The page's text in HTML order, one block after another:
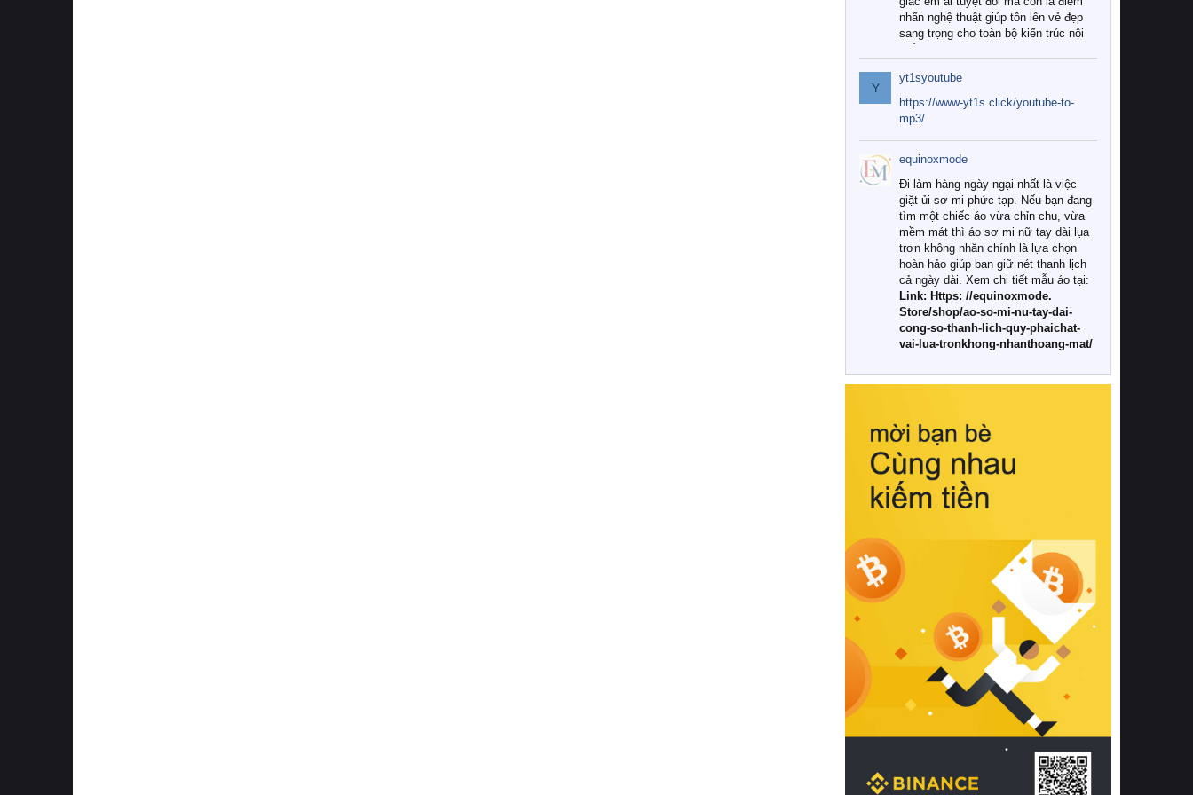
nhấn nghệ thuật giúp tôn lên vẻ đẹp
sang trọng cho toàn bộ kiến trúc nội
Tuy nhiên, giữa thị trường đa dạng
với vô vàn thương hiệu và mẫu mã
như hiện nay, làm thế nào để chọn
được những bộ chăn ga gối đệm cao
cấp thực sự chất lượng, phù hợp với
khí hậu và nhu cầu sử dụng của gia
đình? Hãy cùng chúng tôi đi tìm lời
giải đáp chi tiết qua bài viết dưới đây.
1. Tại sao các gia đình hiện đại lại ưa
chuộng chăn ga gối đệm cao cấp?
Khác với các dòng sản phẩm thông
thường, những bộ chăn ga gối đệm
cao cấp trải qua quy trình sản xuất
nghiêm ngặt từ khâu chọn lọc nguyên
liệu tự nhiên đến công nghệ dệt
nhuộm hiện đại không chứa hóa chất
này, bạn sẽ cảm nhận rõ rệt sự khác
hồi chuẩn xác của phần đệm nâng đỡ
cột sống.
Bên cạnh đó, việc lựa chọn các dòng
sản phẩm đạt chuẩn chất lượng quốc
tế còn giúp ngăn ngừa tình trạng kích
khuẩn và nấm mốc trong điều kiện
thời tiết nóng ẩm. Bạn có thể tìm hiểu
thêm các nghiên cứu khoa học về tác
động của giấc ngủ và môi trường
phòng ngủ đối với sức khỏe con
người tại Sleep Foundation (External
Link) để có cái nhìn toàn diện hơn.
2. Các tiêu chí vàng khi lựa chọn
chăn ga gối đệm cao cấp cho phòng
ngủ
Để sở hữu một bộ chăn ga gối đệm
cao cấp hoàn hảo cả về thẩm mỹ lẫn
công năng, người tiêu dùng cần cân
nhắc kỹ lưỡng các tiêu chí quan trọng
Y
yt1syoutube
https://www-yt1s.click/youtube-to-
mp3/
equinoxmode
Đi làm hàng ngày ngại nhất là việc
giặt ủi sơ mi phức tạp. Nếu bạn đang
tìm một chiếc áo vừa chỉn chu, vừa
mềm mát thì áo sơ mi nữ tay dài lụa
trơn không nhăn chính là lựa chọn
hoàn hảo giúp bạn giữ nét thanh lịch
cả ngày dài. Xem chi tiết mẫu áo tại:
Link: Https: //equinoxmode.
Store/shop/ao-so-mi-nu-tay-dai-
cong-so-thanh-lich-quy-phaichat-
vai-lua-tronkhong-nhanthoang-mat/